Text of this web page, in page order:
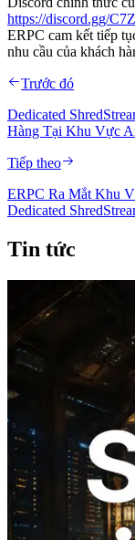
https://discord.gg/
ERPC cam kết tiếp
nhu cầu của khách
Trước đó
Dedicated
Hàng Tại Khu Vực
Tiếp theo
ERPC Ra Mắt Khu
Dedicated
Tin tức
2026.08.05
ERPC mở